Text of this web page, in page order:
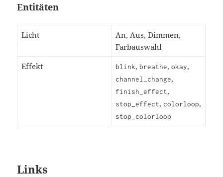
Entitäten
Licht
An, Aus, Dimmen,
Farbauswahl
Effekt
blink, breathe, okay,
channel_change,
finish_effect,
stop_effect, colorloop,
stop_colorloop
Links